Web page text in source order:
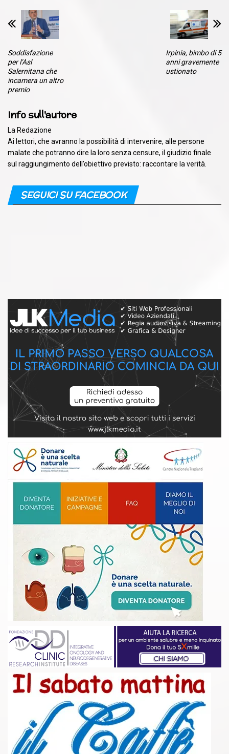
Soddisfazione
per l’Asl
Salernitana che
incamera un altro
premio
Irpinia, bimbo di 5
anni gravemente
ustionato
Info sull'autore
La Redazione
Ai lettori, che avranno la possibilità di intervenire, alle persone
malate che potranno dire la loro senza censure, il giudizio finale
sul raggiungimento dell’obiettivo previsto: raccontare la verità.
SEGUICI SU FACEBOOK